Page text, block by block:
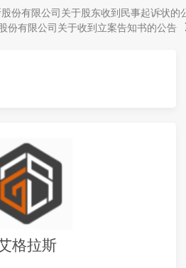
份有限公司关于股东收到民事起诉状的
份有限公司关于收到立案告知书的公告
格拉斯